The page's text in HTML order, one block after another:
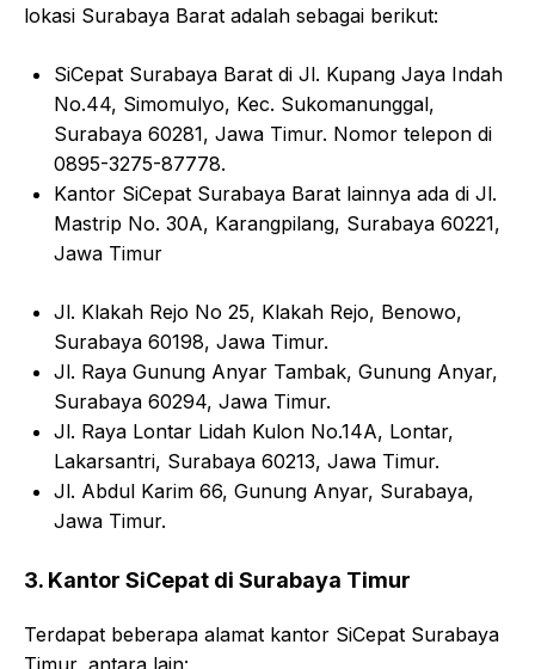
lokasi Surabaya Barat adalah sebagai berikut:
SiCepat Surabaya Barat di Jl. Kupang Jaya Indah
No.44, Simomulyo, Kec. Sukomanunggal,
Surabaya 60281, Jawa Timur. Nomor telepon di
0895-3275-87778.
Kantor SiCepat Surabaya Barat lainnya ada di Jl.
Mastrip No. 30A, Karangpilang, Surabaya 60221,
Jawa Timur
Jl. Klakah Rejo No 25, Klakah Rejo, Benowo,
Surabaya 60198, Jawa Timur.
Jl. Raya Gunung Anyar Tambak, Gunung Anyar,
Surabaya 60294, Jawa Timur.
Jl. Raya Lontar Lidah Kulon No.14A, Lontar,
Lakarsantri, Surabaya 60213, Jawa Timur.
Jl. Abdul Karim 66, Gunung Anyar, Surabaya,
Jawa Timur.
3. Kantor SiCepat di Surabaya Timur
Terdapat beberapa alamat kantor SiCepat Surabaya